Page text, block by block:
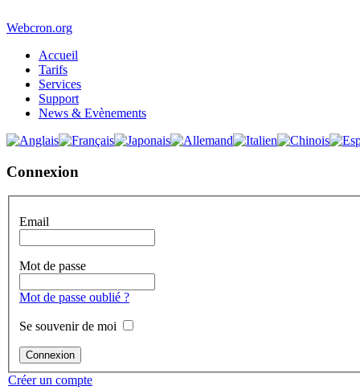
Webcron.org
Accueil
Tarifs
Services
Support
News & Evènements
Connexion
Email
Mot de passe
Mot de passe oublié ?
Se souvenir de moi
Créer un compte